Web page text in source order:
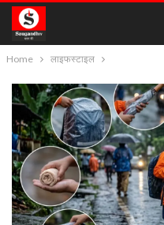
Home लाइफस्टाइल